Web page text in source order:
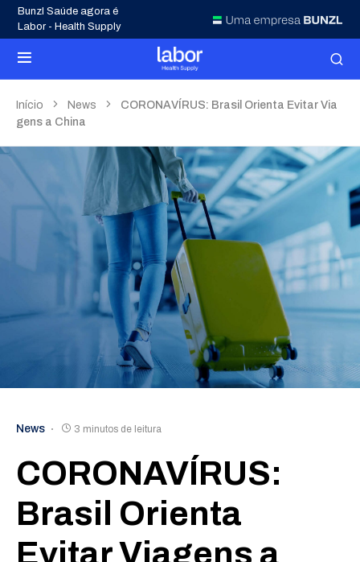
Bunzl Saúde agora é
Labor - Health Supply
Início News
CORONAVÍRUS: Brasil Orienta Evitar Via
gens a China
News 3 minutos de leitura
CORONAVÍRUS:
Brasil Orienta
Evitar Viagens a